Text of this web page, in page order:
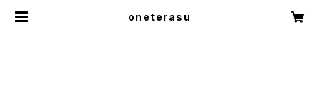
oneterasu